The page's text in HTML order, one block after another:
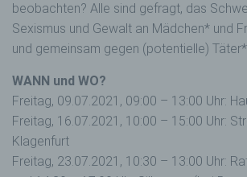
beobachten? Alle sind gefragt, das
Sexismus und Gewalt an Mädchen* und
und gemeinsam gegen (potentielle)
WANN und WO?
Freitag, 09.07.2021, 09:00 – 13:00 Uhr:
Freitag, 16.07.2021, 10:00 – 15:00 Uhr:
Klagenfurt
Freitag, 23.07.2021, 10:30 – 13:00 Uhr: